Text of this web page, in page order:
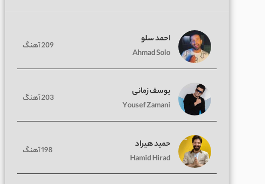
احمد سلو
Ahmad Solo
209 آهنگ
یوسف زمانی
Yousef Zamani
203 آهنگ
حمید هیراد
Hamid Hirad
198 آهنگ